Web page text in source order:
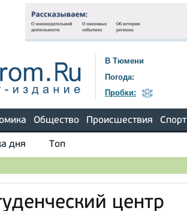
В Тюмени
Погода:
Пробки:
Общество Происшествия Спорт
дня Топ
центр